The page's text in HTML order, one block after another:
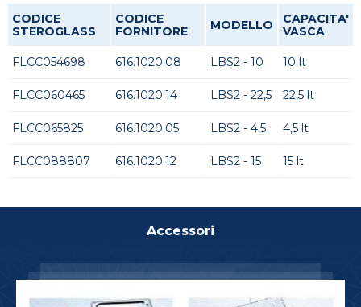
CODICE
STEROGLASS
CODICE
FORNITORE
MODELLO
CAPACITA'
VASCA
FLCC054698 616.1020.08 LBS2 - 10 10 lt
FLCC060465 616.1020.14 LBS2 - 22,5 22,5 lt
FLCC065825 616.1020.05 LBS2 - 4,5 4,5 lt
FLCC088807 616.1020.12 LBS2 - 15 15 lt
Accessori